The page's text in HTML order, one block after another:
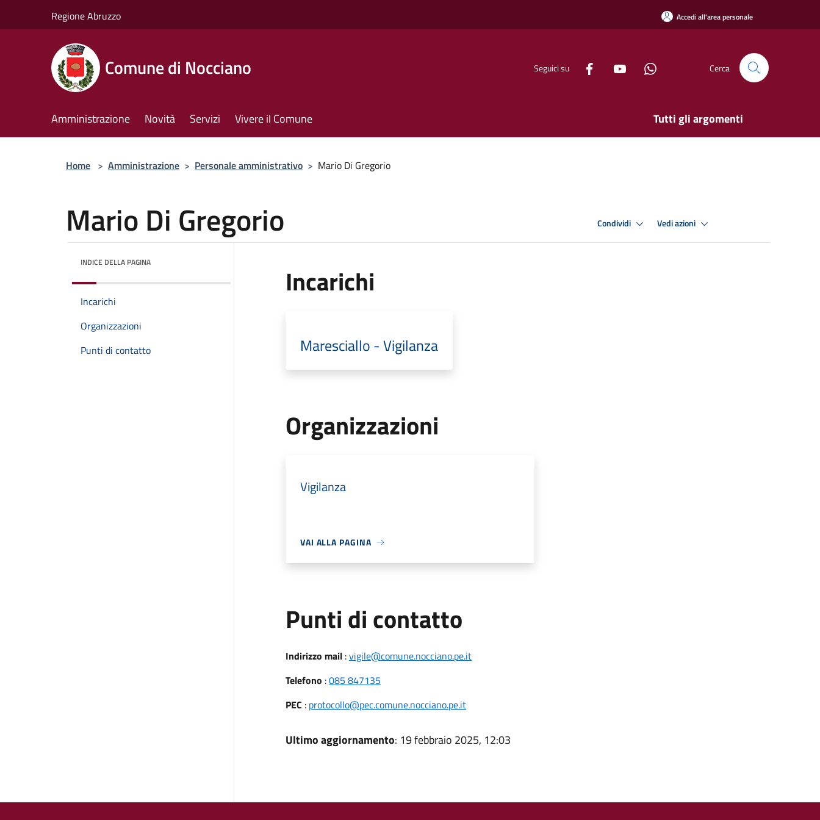
Regione Abruzzo Accedi all'area personale
Comune di Nocciano Seguici su Cerca
Amministrazione Novità Servizi Vivere il Comune Tutti gli argomenti
Home > Amministrazione > Personale amministrativo > Mario Di Gregorio
Mario Di Gregorio Condividi Vedi azioni
INDICE DELLA PAGINA
Incarichi
Organizzazioni
Punti di contatto
Incarichi
Maresciallo - Vigilanza
Organizzazioni
Vigilanza
VAI ALLA PAGINA
Punti di contatto
Indirizzo mail:vigile@comune.nocciano.pe.it
Telefono :085 847135
PEC : protocollo@pec.comune.nocciano.pe.it
Ultimo aggiornamento: 19 febbraio 2025, 12:03